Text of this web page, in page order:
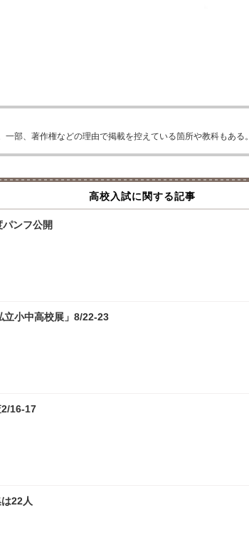
部、著作権などの理由で掲載を控えている箇所や教科もある。
高校入試に関する記事
ンフ公開
立小中高校展」8/22-23
2/16-17
22人